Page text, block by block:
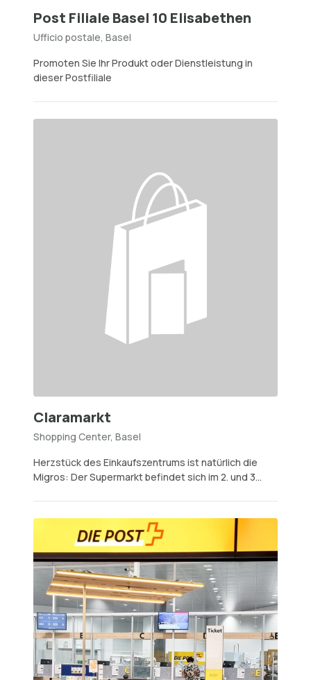
Post Filiale Basel 10 Elisabethen
Ufficio postale, Basel
Promoten Sie Ihr Produkt oder Dienstleistung in
dieser Postfiliale
Claramarkt
Shopping Center, Basel
Herzstück des Einkaufszentrums ist natürlich die
Migros: Der Supermarkt befindet sich im 2. und 3...